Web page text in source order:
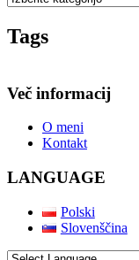
Tags
Več informacij
O meni
Kontakt
LANGUAGE
Polski
Slovenščina